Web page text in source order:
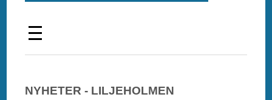
NYHETER - LILJEHOLMEN